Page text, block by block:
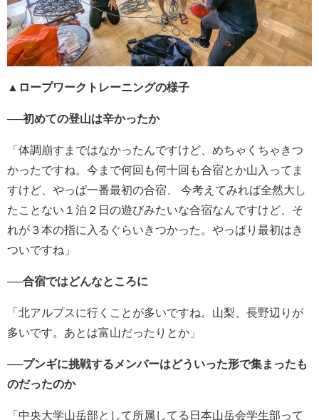
▲ロープワークトレーニングの様子
──初めての登山は辛かったか
「体調崩すまではなかったんですけど、めちゃくちゃきつ
かったですね。今まで何回も何十回も合宿とか山入ってま
すけど、やっぱ一番最初の合宿、 今考えてみれば全然大し
たことない１泊２日の遊びみたいな合宿なんですけど、そ
れが３本の指に入るぐらいきつかった。やっぱり最初はき
ついですね」
──合宿ではどんなところに
「北アルプスに行くことが多いですね。山梨、長野辺りが
多いです。あとは富山だったりとか」
──プンギに挑戦するメンバーはどういった形で集まったも
のだったのか
「中央大学山岳部として所属してる日本山岳会学生部って